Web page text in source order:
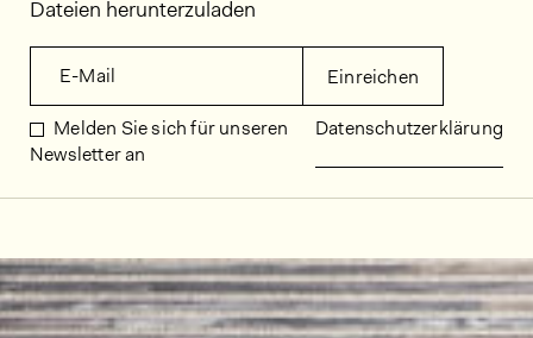
Dateien herunterzuladen
E-Mail Einreichen
Melden Sie sich für unseren
Newsletter an
Datenschutzerklärung